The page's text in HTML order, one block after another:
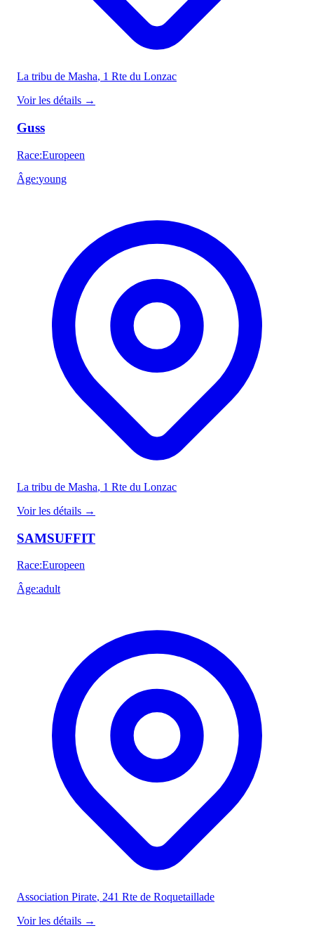
La tribu de Masha, 1 Rte du Lonzac
Voir les détails →
Guss
Race:Europeen
Âge:young
La tribu de Masha, 1 Rte du Lonzac
Voir les détails →
SAMSUFFIT
Race:Europeen
Âge:adult
Association Pirate, 241 Rte de Roquetaillade
Voir les détails →